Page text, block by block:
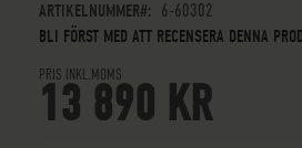
IMAGES
GALLERY
ARTIKELNUMMER
6-60302
BLI FÖRST MED ATT RECENSERA DENNA
PRIS INKL.MOMS
13 890 KR